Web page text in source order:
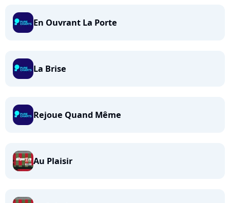
En Ouvrant La Porte
La Brise
Rejoue Quand Même
Au Plaisir